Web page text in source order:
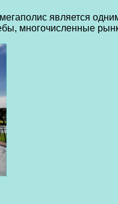
является
многочисленные